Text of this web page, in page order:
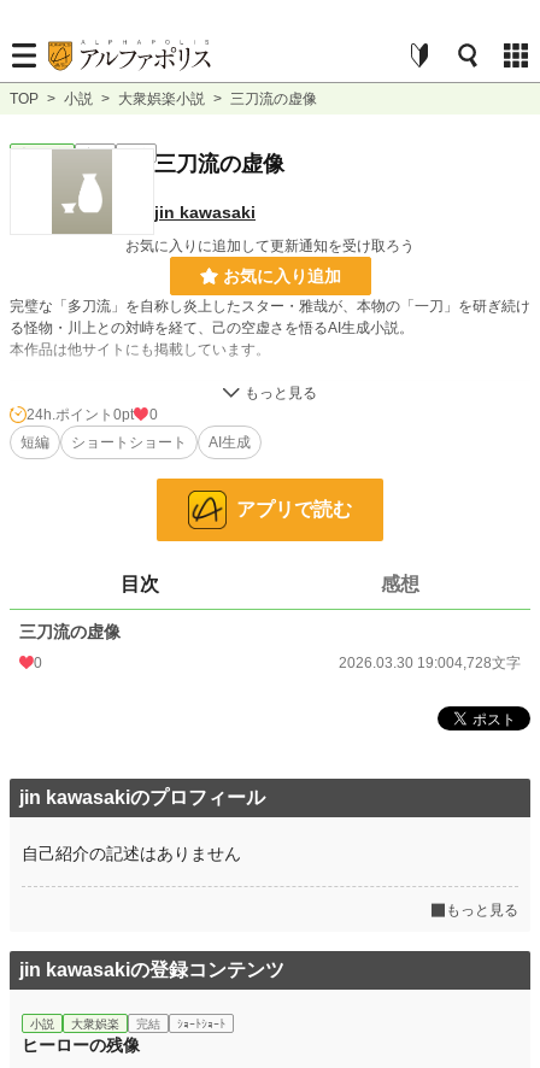
TOP > 小説 > 大衆娯楽小説 > 三刀流の虚像
大衆娯楽 完結 三刀流の虚像
jin kawasaki
お気に入りに追加して更新通知を受け取ろう
お気に入り追加
完璧な「多刀流」を自称し炎上したスター・雅哉が、本物の「一刀」を研ぎ続け
る怪物・川上との対峙を経て、己の空虚さを悟るAI生成小説。
本作品は他サイトにも掲載しています。
228,925 位 / 228,925 件
大衆娯楽 6,075 位 / 6,075 件
更新日時 2026.03.30 19:00
初回公開日時
月間ポイント 28 pt (93,489 位)
累計ポイント 568 pt (215,791 位)
24h.ポイント 0pt
0
短編
ショートショート AI生成
アプリで読む
目次 感想
三刀流の虚像
0 2026.03.30 19:004,728文字
jin kawasakiのプロフィール
自己紹介の記述はありません
もっと見る
jin kawasakiの登録コンテンツ
小説 大衆娯楽 完結 ｼｮｰﾄｼｮｰﾄ
ヒーローの残像